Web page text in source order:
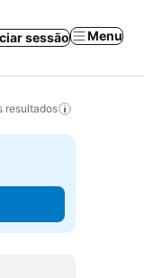
sessão Menu
resultados